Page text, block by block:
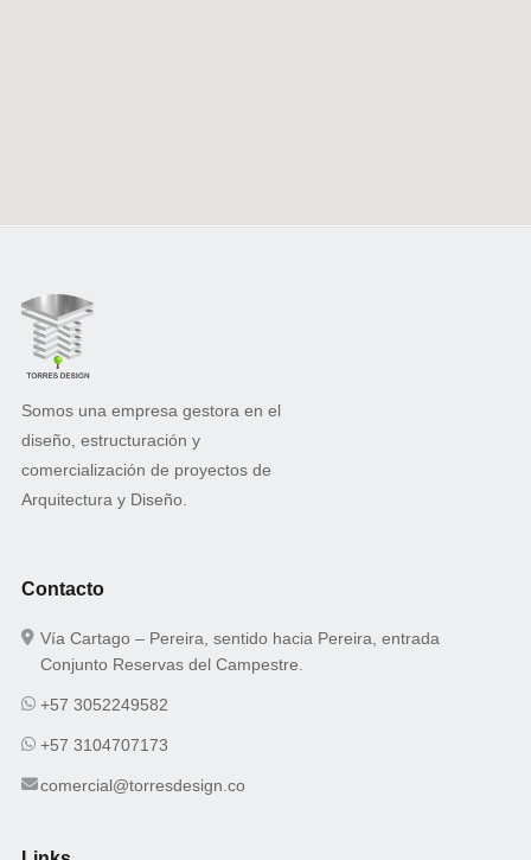
Somos una empresa gestora en el
diseño, estructuración y
comercialización de proyectos de
Arquitectura y Diseño.
Contacto
Vía Cartago – Pereira, sentido hacia Pereira, entrada
Conjunto Reservas del Campestre.
+57 3052249582
+57 3104707173
comercial@torresdesign.co